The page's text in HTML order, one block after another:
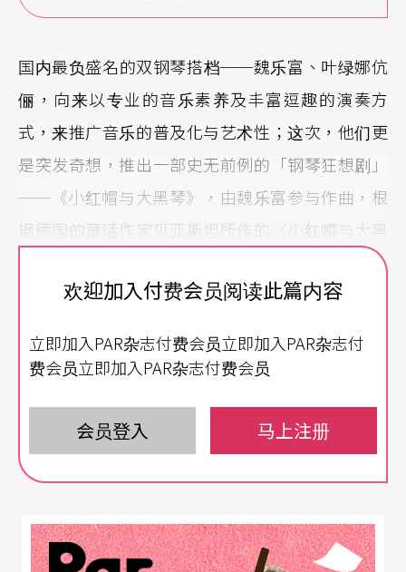
国内最负盛名的双钢琴搭档──魏乐富、叶绿娜伉
俪，向来以专业的音乐素养及丰富逗趣的演奏方
式，来推广音乐的普及化与艺术性；这次，他们更
是突发奇想，推出一部史无前例的「钢琴狂想剧」
──《小红帽与大黑琴》，由魏乐富参与作曲，根
据德国的童话作家贝亚斯坦所作的〈小红帽与大黑
狼〉加以改编，是结合了戏剧、舞蹈、乐器演奏等
的多重组合，如史特拉汶斯基所作的〈士兵的故
琴学生家长的心态。由魏乐富担任编剧、监制、叶
题材新颖，适合全家一同观赏，是一份値得期待的
儿童节贺礼。
欢迎加入付费会员阅读此篇内容
立即加入PAR杂志付费会员立即加入PAR杂志付
费会员立即加入PAR杂志付费会员
会员登入 马上注册